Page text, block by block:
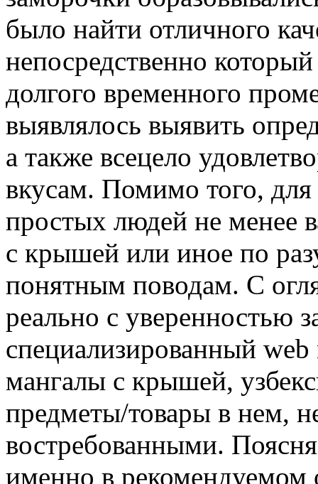
было найти отличного
непосредственно
долгого временного
выявлялось выявить
а также всецело
вкусам. Помимо того, для
простых людей не менее
с крышей или иное по
понятным поводам. С
реально с уверенностью
специализированный
мангалы с крышей,
предметы/товары в нем,
востребованными.
именно в рекомендуемом